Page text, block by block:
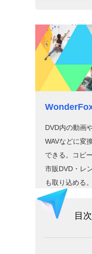
DVD内の動画
WAVなどに変
できる。コピ
市販DVD・レ
も取り込める。
目次